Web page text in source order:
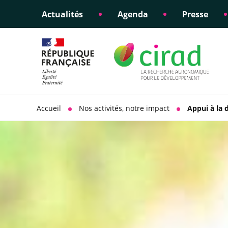
Actualités Agenda Presse
Éclairer les politiques
Appui à la
scientifique
Engagements éthiques
sociétale
Accueil Nos activités, notre impact Appui à la